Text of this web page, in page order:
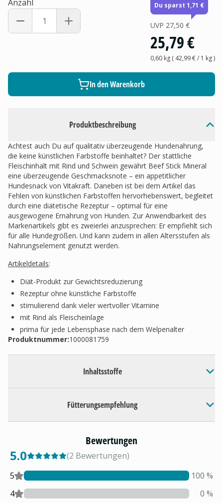
Produktbeschreibung
Achtest auch Du auf qualitativ überzeugende Hundenahrung,
die keine künstlichen Farbstoffe beinhaltet? Der stattliche
Fleischinhalt mit Rind und Schwein gewährt Beef Stick Mineral
eine überzeugende Geschmacksnote – ein appetitlicher
Hundesnack von Vitakraft. Daneben ist bei dem Artikel das
Fehlen von künstlichen Farbstoffen hervorhebenswert, begleitet
durch eine diätetische Rezeptur – optimal für eine
ausgewogene Ernährung von Hunden. Zur Anwendbarkeit des
Markenartikels gibt es zweierlei anzusprechen: Er empfiehlt sich
für alle Hundegrößen. Und kann zudem in allen Altersstufen als
Nahrungselement genutzt werden.
Artikeldetails:
Diät-Produkt zur Gewichtsreduzierung
Rezeptur ohne künstliche Farbstoffe
stimulierend dank vieler wertvoller Vitamine
mit Rind als Fleischeinlage
prima für jede Lebensphase nach dem Welpenalter
Produktnummer:1000081759
Inhaltsstoffe
Fütterungsempfehlung
Anzahl Du sparst 1,71 €
UVP 27,50 €
25,79 €
0,60 kg( 42,99 €/ 1 kg)
In den Warenkorb
Bewertungen
5.0 (2 Bewertungen)
5
100 %
4
0 %